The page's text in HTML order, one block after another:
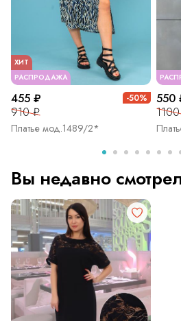
РАСПРОДАЖА
ХИТ
455 ₽
910 ₽
-50%
Платье мод.1489/2*
550
Вы недавно